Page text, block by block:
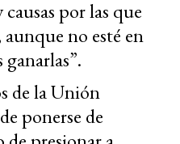
por las que
no esté en
de la Unión
ponerse de